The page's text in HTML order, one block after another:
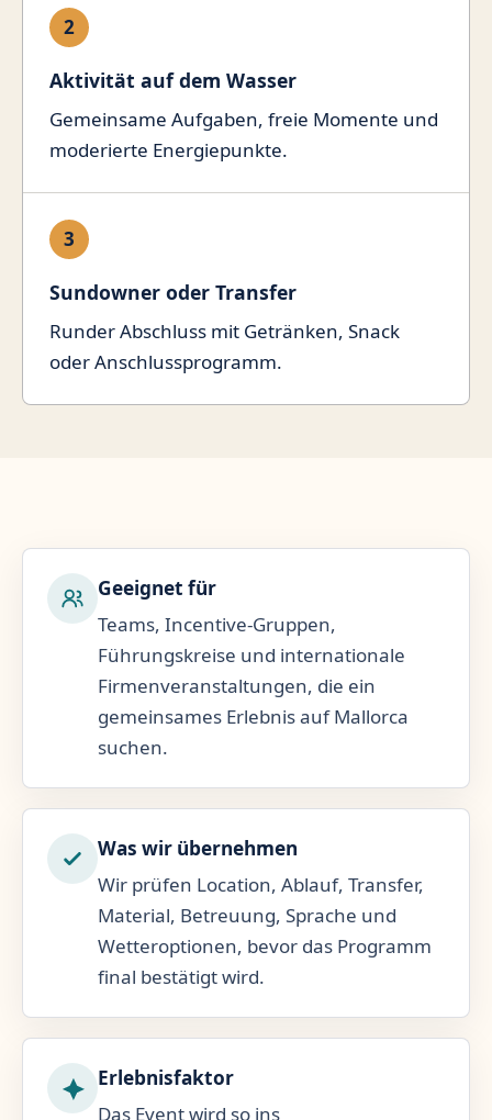
2
Aktivität auf dem Wasser
Gemeinsame Aufgaben, freie Momente und
moderierte Energiepunkte.
3
Sundowner oder Transfer
Runder Abschluss mit Getränken, Snack
oder Anschlussprogramm.
Geeignet für
Teams, Incentive-Gruppen,
Führungskreise und internationale
Firmenveranstaltungen, die ein
gemeinsames Erlebnis auf Mallorca
suchen.
Was wir übernehmen
Wir prüfen Location, Ablauf, Transfer,
Material, Betreuung, Sprache und
Wetteroptionen, bevor das Programm
final bestätigt wird.
Erlebnisfaktor
Das Event wird so ins